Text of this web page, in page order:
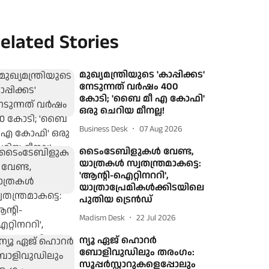
Stories
മുഖ്യമന്ത്രിയുടെ 'കാപ്പിക്കട'
നേടുന്നത് വർഷം 400
കോടി; 'ബൈ മീ എ കോഫി'
ഒരു ചെറിയ മീനല്ല!
Business Desk 07 Aug 2026
ടൈംടേബിളുകൾ വേണ്ട,
യാത്രകൾ സ്വതന്ത്രമാകട്ടെ:
'ആന്റി-ഐറ്റിനററി',
യാത്രാപ്രേമികൾക്കിടയിലെ
പുതിയ ട്രെൻഡ്
Madism Desk 22 Jul 2026
ന്യൂ ഏജ് ഹൊറര്‍
ബോളിവുഡിലും തരംഗം:
സൂപ്പര്‍സ്റ്റാറുകളെപ്പോലും